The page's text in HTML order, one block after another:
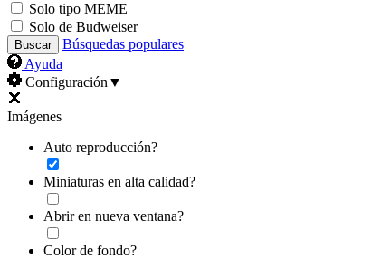
Solo tipo MEME
Solo de Budweiser
Búsquedas populares
Ayuda
Configuración ▼
Imágenes
Auto reproducción?
Miniaturas en alta calidad?
Abrir en nueva ventana?
Color de fondo?